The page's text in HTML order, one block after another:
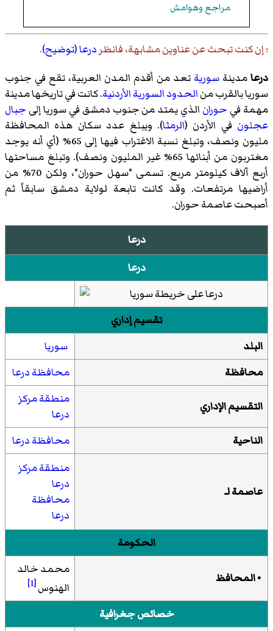
مراجع وهوامش
؛ إن كنت تبحث عن عناوين مشابهة، فانظر درعا (توضيح).
درعامدينة سورية تعد من أقدم المدن العربية، تقع في جنوب
سوريا بالقرب منالحدود السورية الأردنية. كانت في تاريخها مدينة
مهمة في حوران الذي يمتد من جنوب دمشق في سوريا إلى جبال
عجلون في الأردن (الرمثا). ويبلغ عدد سكان هذه المحافظة
مليون ونصف، وتبلغ نسبة الاغتراب فيها إلى 65% (أي أنه يوجد
مغتربون من أبنائها 65% غير المليون ونصف). وتبلغ مساحتها
أربع آلاف كيلومتر مربع. تسمى "سهل حوران"، ولكن 70% من
أراضيها مرتفعات. وقد كانت تابعة لولاية دمشق سابقاً ثم
أصبحت عاصمة حوران.
درعا
درعا
تقسيم إداري
البلد
سوريا
محافظة
محافظة درعا
التقسيم الإداري
منطقة مركز
درعا
الناحية
محافظة درعا
عاصمة لـ
منطقة مركز
درعا
محافظة
درعا
الحكومة
•المحافظ
محمد خالد
الهنوس[1]
خصائص جغرافية